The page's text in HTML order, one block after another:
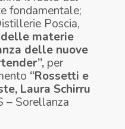
fondamentale;
Poscia,
materie
delle nuove
per
“Rossetti e
Laura Schirru
– Sorellanza